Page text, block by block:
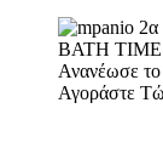
BATH TIME
Ανανέωσε
Αγοράστε